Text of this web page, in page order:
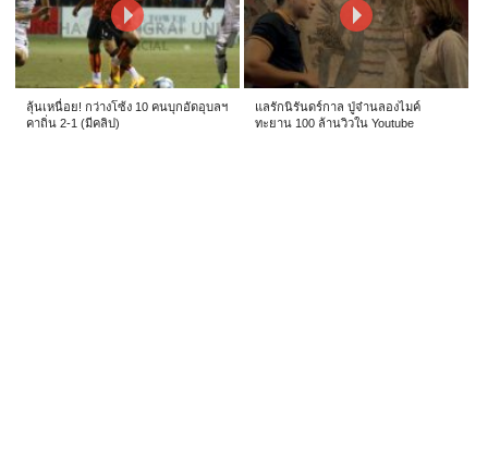
ลุ้นเหนื่อย! กว่างโซ้ง 10 คนบุกอัดอุบลฯ
คาถิ่น 2-1 (มีคลิป)
แลรักนิรันดร์กาล ปู่จ๋านลองไมค์
ทะยาน 100 ล้านวิวใน Youtube